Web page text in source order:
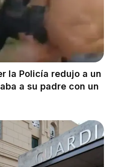
la Policía redujo a un
a su padre con un